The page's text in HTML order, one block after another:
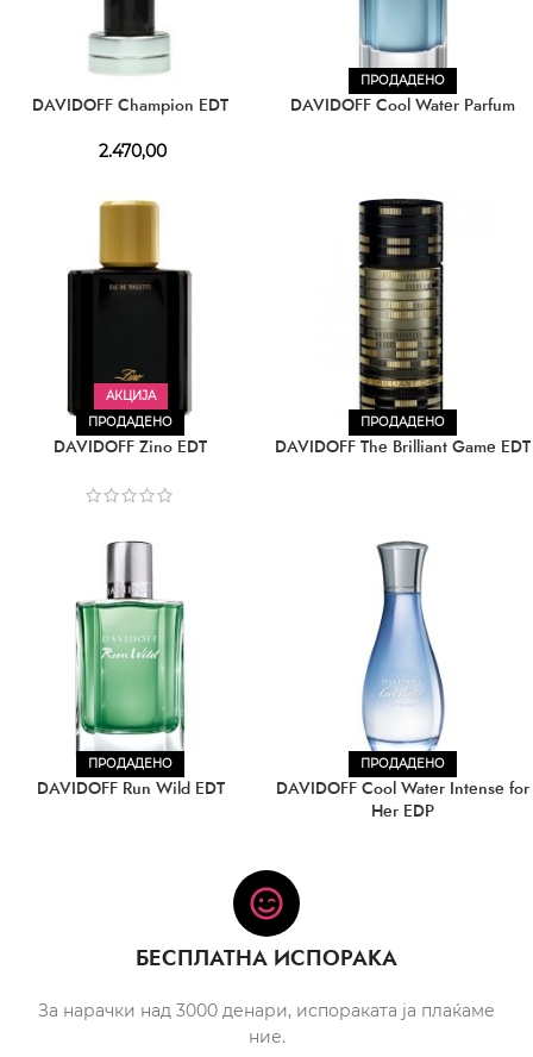
DAVIDOFF Champion EDT
2.470,00
ПРОДАДЕНО
DAVIDOFF Cool Water Parfum
АКЦИЈА
ПРОДАДЕНО
DAVIDOFF Zino EDT
ПРОДАДЕНО
DAVIDOFF The Brilliant Game EDT
ПРОДАДЕНО
DAVIDOFF Run Wild EDT
ПРОДАДЕНО
DAVIDOFF Cool Water Intense for
Her EDP
БЕСПЛАТНА ИСПОРАКА
За нарачки над 3000 денари, испораката ја плаќаме
ние.